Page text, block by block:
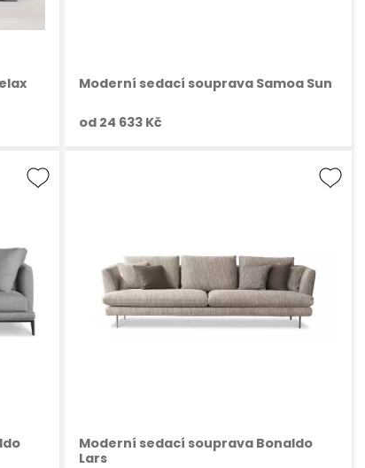
Moderní sedací souprava Samoa Sun
od 24 633 Kč
Moderní sedací souprava Bonaldo
Lars